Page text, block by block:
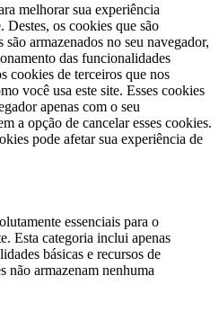
melhorar sua experiência
Destes, os cookies que são
armazenados no seu navegador,
das funcionalidades
cookies de terceiros que nos
você usa este site. Esses cookies
apenas com o seu
a opção de cancelar esses cookies.
pode afetar sua experiência de
essenciais para o
Esta categoria inclui apenas
básicas e recursos de
não armazenam nenhuma